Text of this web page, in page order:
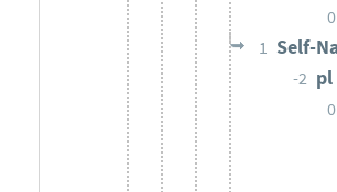
0
1 Self-
-2 pl
0